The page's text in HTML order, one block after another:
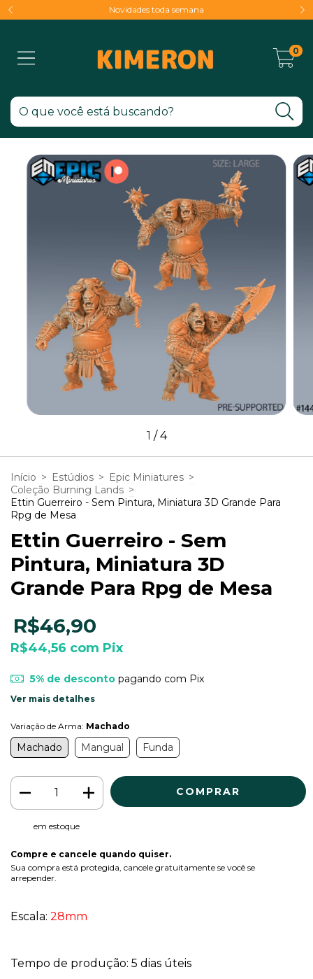
Novidades toda semana
0
1 /4
Início > Estúdios > Epic Miniatures >
Coleção Burning Lands >
Ettin Guerreiro - Sem Pintura, Miniatura 3D Grande Para
Rpg de Mesa
Ettin Guerreiro - Sem
Pintura, Miniatura 3D
Grande Para Rpg de Mesa
R$46,90
R$44,56 com Pix
5% de descontopagando com Pix
Ver mais detalhes
Variação de Arma: Machado
Machado Mangual Funda
em estoque
Compre e cancele quando quiser.
Sua compra está protegida, cancele gratuitamente se você se
arrepender.
Escala: 28mm
Tempo de produção: 5 dias úteis